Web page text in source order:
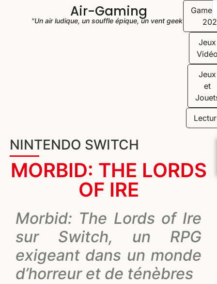
Air-Gaming
"Un air ludique, un souffle épique, un vent geek"
Jeux
Jeux
et
NINTENDO SWITCH
MORBID: THE LORDS
OF IRE
Morbid: The Lords of Ire
sur Switch, un RPG
exigeant dans un monde
d’horreur et de ténèbres